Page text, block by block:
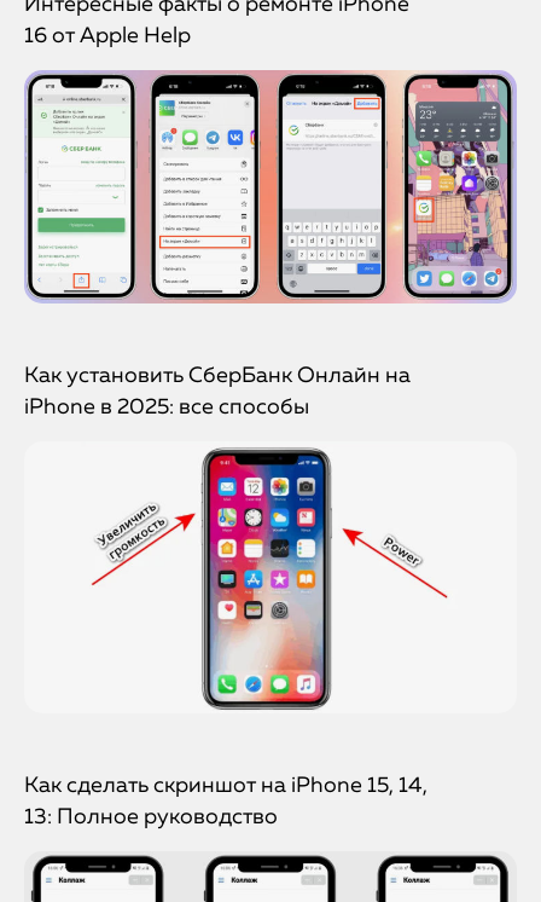
Интересные факты о ремонте iPhone
16 от Apple Help
Как установить СберБанк Онлайн на
iPhone в 2025: все способы
Как сделать скриншот на iPhone 15, 14,
13: Полное руководство